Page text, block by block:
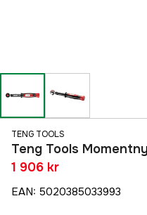
TENG TOOLS
Teng Tools
1 906 kr
EAN: 5020385033993